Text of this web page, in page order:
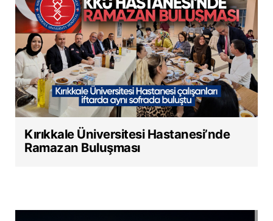
Kırıkkale Üniversitesi Hastanesi’nde
Ramazan Buluşması